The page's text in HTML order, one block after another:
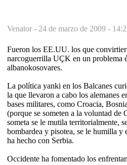
Venator - 24 de marzo de 2009 -
Fueron los EE.UU. los que
narcoguerrilla UÇK en un problema
albanokosovares.
La política yanki en los Balcanes
la que llevaron a cabo los alemanes
bases militares, como Croacia,
(porque se someten a la voluntad de
someta se le mutila territorialmente,
bombardea y pisotea, se le humilla y
ha hecho con Serbia.
Occidente ha fomentado los